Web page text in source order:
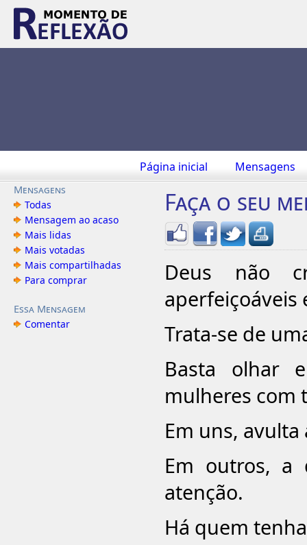
Página inicial Mensagens
Mensagens
Todas
Mensagem ao acaso
Mais lidas
Mais votadas
Mais compartilhadas
Para comprar
Essa Mensagem
Comentar
Faça o seu
Deus não
aperfeiçoáveis
Trata-se de
Basta olhar
mulheres com
Em uns,
Em outros, a
atenção.
Há quem